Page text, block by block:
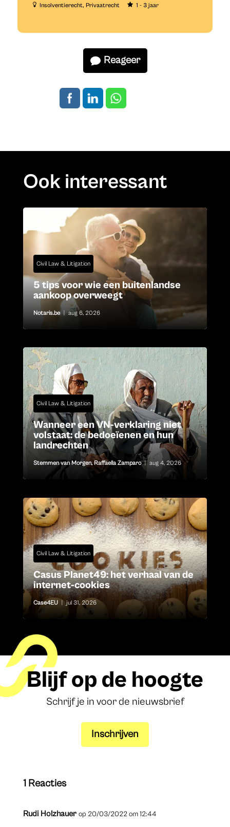
Insolventierecht Privaatrecht 1 - 3 jaar
Reageer
Ook interessant
Civil Law & Litigation
5 tips voor wie een buitenlandse
aankoop overweegt
Notaris.be | aug 6, 2026
Civil Law & Litigation
Wanneer een VN-verklaring niet
volstaat: de bedoeïenen en hun
landrechten
Stemmen van Morgen,Raffaella Zamparo | aug 4, 2026
Civil Law & Litigation
Casus Planet49: het verhaal van de
internet-cookies
Case4EU jul 31, 2026
Blijf op de hoogte
Schrijf je in voor de nieuwsbrief
Inschrijven
1 Reacties
Rudi Holzhauer op 20/03/2022 om 12:44